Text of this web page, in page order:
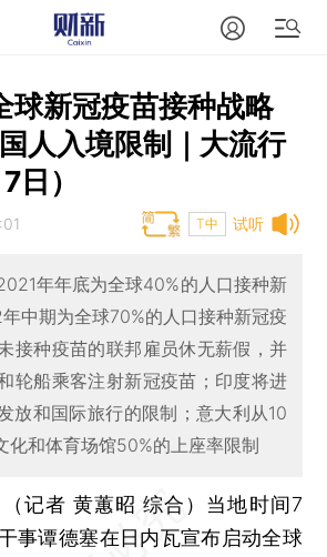
球新冠疫苗接种战略
人入境限制｜大流行
日）
试听
T中
年年底为全球40%的人口接种新
中期为全球70%的人口接种新冠疫
接种疫苗的联邦雇员休无薪假，并
轮船乘客注射新冠疫苗；印度将进
放和国际旅行的限制；意大利从10
化和体育场馆50%的上座率限制
（记者 黄蕙昭 综合） 当地时间7
事谭德塞在日内瓦宣布启动全球